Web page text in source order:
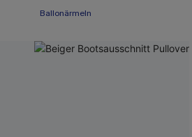
Ballonärmeln